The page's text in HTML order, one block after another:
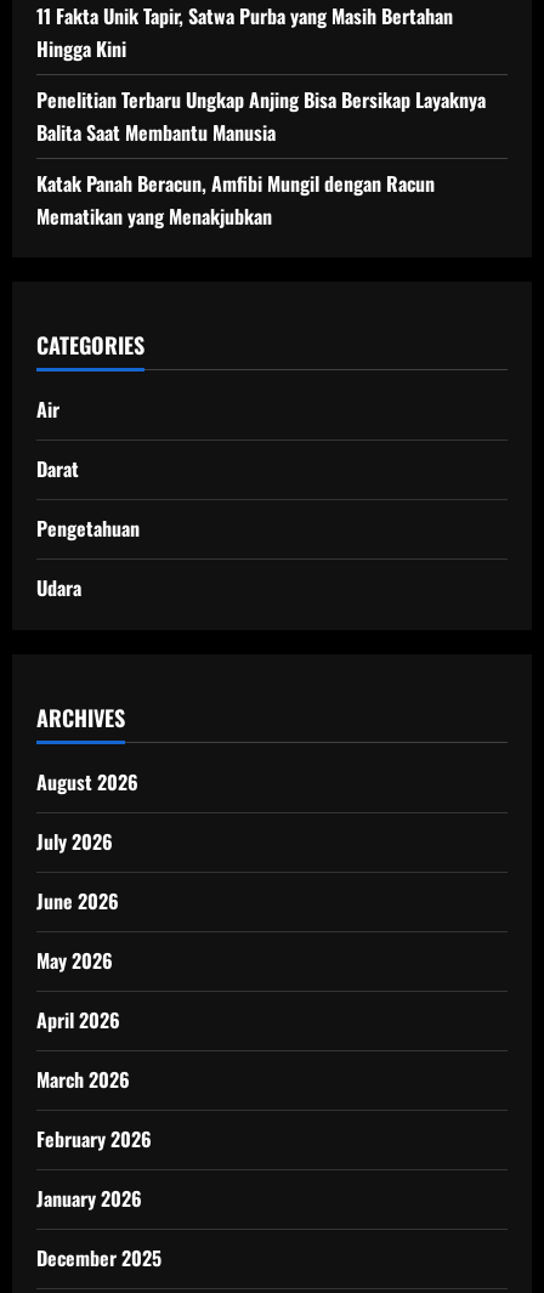
11 Fakta Unik Tapir, Satwa Purba yang Masih Bertahan
Hingga Kini
Penelitian Terbaru Ungkap Anjing Bisa Bersikap Layaknya
Balita Saat Membantu Manusia
Katak Panah Beracun, Amfibi Mungil dengan Racun
Mematikan yang Menakjubkan
CATEGORIES
Air
Darat
Pengetahuan
Udara
ARCHIVES
August 2026
July 2026
June 2026
May 2026
April 2026
March 2026
February 2026
January 2026
December 2025